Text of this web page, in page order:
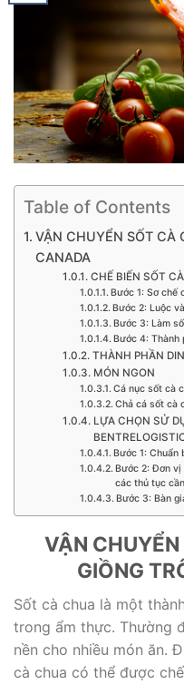
Table of Contents
VẬN CHUYỂN SỐT CÀ
CANADA
CHẾ BIẾN SỐT
Bước 1: Sơ chế
Bước 2: Luộc
Bước 3: Làm
Bước 4: Thành
THÀNH PHẦN
MÓN NGON
Cá nục sốt cà
Chả cá sốt cà
LỰA CHỌN SỬ
Bước 1: Chuẩn
Bước 2: Đơn vị
các thủ tục
Bước 3: Bàn
VẬN
GIỒNG
Sốt cà chua là một
trong ẩm thực. Thường
nền cho nhiều món ăn.
cà chua có thể được